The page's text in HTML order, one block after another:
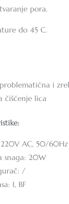
pora.
do 45 C.
i
čišćenje lica
AC, 50/60Hz
snaga: 20W
/
I, BF